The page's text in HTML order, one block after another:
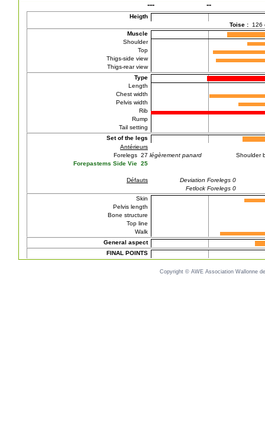
--- --
Heigth
Toise : 126
Muscle
Shoulder
Top
Thigs-side view
Thigs-rear view
Type
Length
Chest width
Pelvis width
Rib
Rump
Tail setting
Set of the legs
Antérieurs
Forelegs 27
Forepastems Side Vie 25
Défauts
légèrement panard Shoulder
Deviation Forelegs 0
Fetlock Forelegs 0
Skin
Pelvis length
Bone structure
Top line
Walk
General aspect
FINAL POINTS
Copyright © AWE Association Wallonne